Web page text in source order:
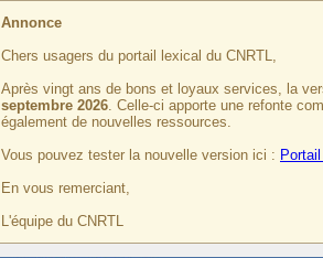
Annonce
Chers usagers du portail lexical du CNRTL,
Après vingt ans de bons et loyaux services, la
septembre 2026. Celle-ci apporte une refonte
également de nouvelles ressources.
Vous pouvez tester la nouvelle version ici :
En vous remerciant,
L'équipe du CNRTL